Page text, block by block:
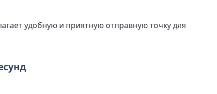
удобную и приятную отправную точку для